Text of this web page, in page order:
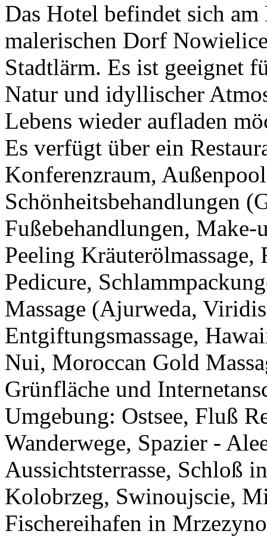
Das Hotel befindet sich
malerischen Dorf
Stadtlärm. Es ist geeignet
Natur und idyllischer
Lebens wieder aufladen
Es verfügt über ein
Konferenzraum,
Schönheitsbehandlungen
Fußebehandlungen,
Peeling
Pedicure,
Massage (Ajurweda,
Entgiftungsmassage,
Nui, Moroccan Gold
Grünfläche und
Umgebung: Ostsee, Fluß
Wanderwege, Spazier -
Aussichtsterrasse, Schloß
Kolobrzeg, Swinoujscie,
Fischereihafen in